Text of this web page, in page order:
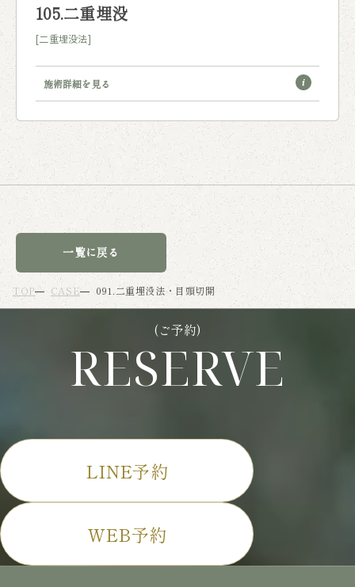
105.二重埋没
[二重埋没法]
施術詳細を見る
一覧に戻る
TOP CASE 091.二重埋没法・目頭切開
(ご予約)
RESERVE
LINE予約
WEB予約